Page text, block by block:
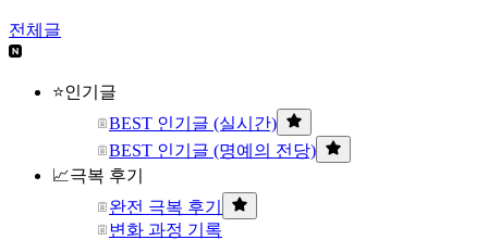
전체글
⭐인기글
BEST 인기글 (실시간)
BEST 인기글 (명예의 전당)
📈극복 후기
완전 극복 후기
변화 과정 기록